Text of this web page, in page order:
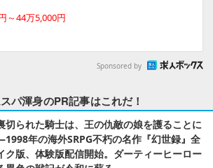
～44万5,000円
Sponsored by
スパ渾身のPR記事はこれだ！
切られた騎士は、王の仇敵の娘を護ることに
年の海外SRPG不朽の名作『幻世録』全
ク版、体験版配信開始。ダーティーヒーロー